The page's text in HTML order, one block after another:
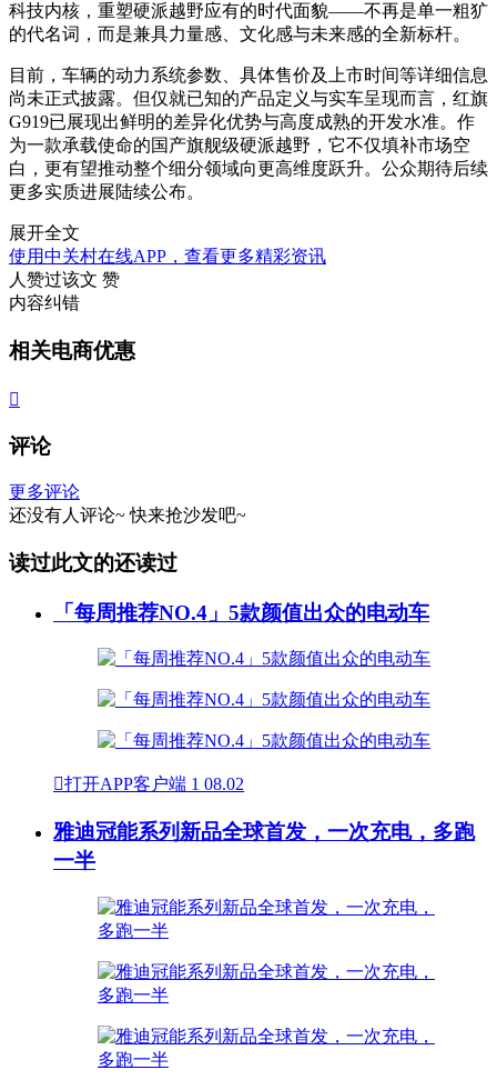
科技内核，重塑硬派越野应有的时代面貌——不再是单一粗犷
的代名词，而是兼具力量感、文化感与未来感的全新标杆。
目前，车辆的动力系统参数、具体售价及上市时间等详细信息
尚未正式披露。但仅就已知的产品定义与实车呈现而言，红旗
G919已展现出鲜明的差异化优势与高度成熟的开发水准。作
为一款承载使命的国产旗舰级硬派越野，它不仅填补市场空
白，更有望推动整个细分领域向更高维度跃升。公众期待后续
更多实质进展陆续公布。
展开全文
使用中关村在线APP，查看更多精彩资讯
人赞过该文 赞
内容纠错
相关电商优惠

评论
更多评论
还没有人评论~ 快来抢沙发吧~
读过此文的还读过
「每周推荐NO.4」5款颜值出众的电动车
打开APP客户端 1 08.02
雅迪冠能系列新品全球首发，一次充电，多跑
一半